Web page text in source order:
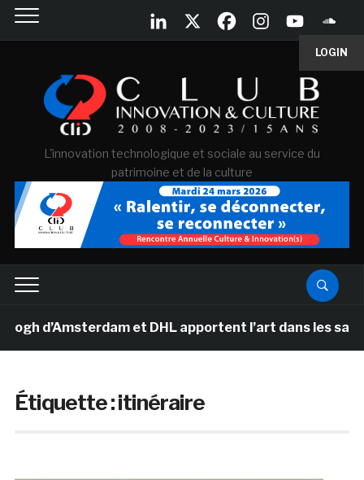
LOGIN
L'innovation technologique et sociale au service du
patrimoine et de la culture
d’Amsterdam et DHL apportent l’art dans les salles
Étiquette :itinéraire